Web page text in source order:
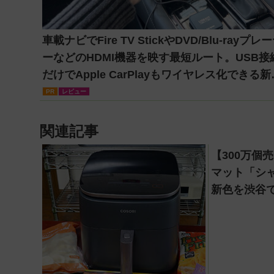
車載ナビでFire TV StickやDVD/Blu-rayプレー
ーなどのHDMI機器を映す最短ルート。USB接
だけでApple CarPlayもワイヤレス化できる新
軸アダプターを徹底解説【データシステム
PR レビュー
関連記事
【300万個
マット「シ
新色を渋谷